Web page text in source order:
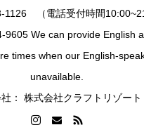
1126 （電話受付時間
9605 We can provide English
times when our English-
unavailable.
： 株式会社クラフトリゾート